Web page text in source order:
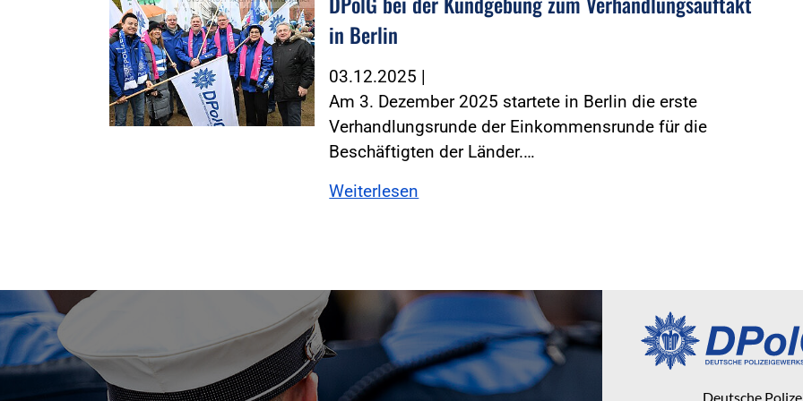
in Berlin
03.12.2025 |
Am 3. Dezember 2025 startete in Berlin die erste
Verhandlungsrunde der Einkommensrunde für die
Beschäftigten der Länder.…
Weiterlesen
Deutsche